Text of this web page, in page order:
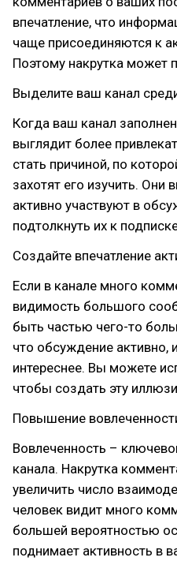
впечатление, что
чаще присоединяются к
Поэтому накрутка может
Выделите ваш канал
Когда ваш канал
выглядит более
стать причиной, по
захотят его изучить. Они
активно участвуют в
подтолкнуть их к
Создайте впечатление
Если в канале много
видимость большого
быть частью чего-то
что обсуждение активно,
интереснее. Вы можете
чтобы создать эту
Повышение
Вовлеченность –
канала. Накрутка
увеличить число
человек видит много
большей вероятностью
поднимает активность в